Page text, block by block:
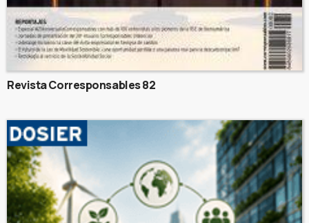
Revista Corresponsables 82